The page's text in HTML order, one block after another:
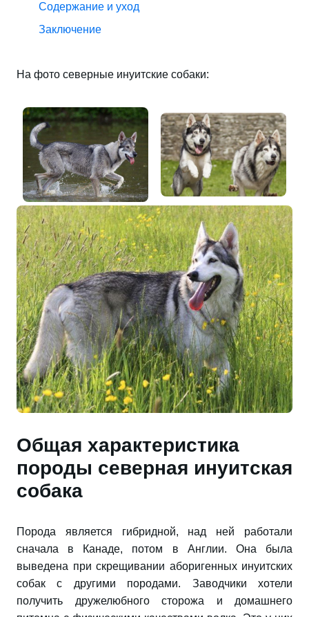
Содержание и уход
Заключение
На фото северные инуитские собаки:
Общая характеристика
породы северная инуитская
собака
Порода является гибридной, над ней работали
сначала в Канаде, потом в Англии. Она была
выведена при скрещивании аборигенных инуитских
собак с другими породами. Заводчики хотели
получить дружелюбного сторожа и домашнего